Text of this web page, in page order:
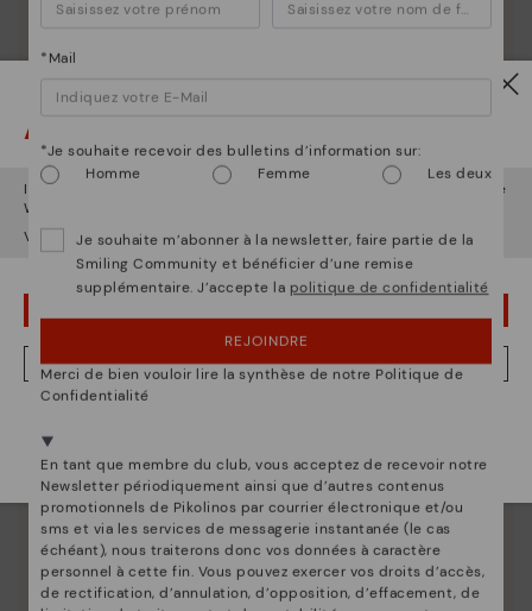
La nature de Pikolinos
Découvrez suite
Depuis 1984, nous nous efforçons de rendre chaque
Attention !
Il semble que vous êtes enÉtats-Unis
et vous allez accéder au site
Web de
Voulez-vous aller sur le site Web deÉtats-Unis?
NON, JE VEUX ALLER SUR LE SITE WEB DU BELGIQUE
*Mail
*Je souhaite recevoir des bulletins d’information sur:
Homme
Femme Les deux
Je souhaite m’abonner à la newsletter, faire partie de la
Smiling Community et bénéficier d’une remise
supplémentaire. J’accepte la politique de confidentialité
REJOINDRE
Merci de bien vouloir lire la synthèse de notre Politique de
Confidentialité
En tant que membre du club, vous acceptez de recevoir notre
Newsletter périodiquement ainsi que d’autres contenus
promotionnels de Pikolinos par courrier électronique et/ou
sms et via les services de messagerie instantanée (le cas
échéant), nous traiterons donc vos données à caractère
personnel à cette fin. Vous pouvez exercer vos droits d’accès,
de rectification, d’annulation, d’opposition, d’effacement, de